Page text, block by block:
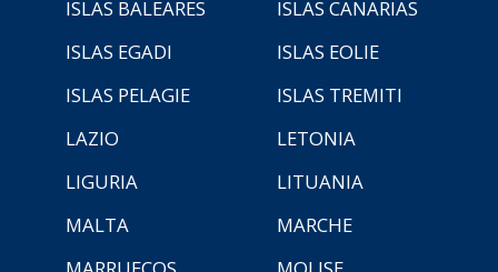
ISLAS BALEARES
ISLAS CANARIAS
ISLAS EGADI
ISLAS EOLIE
ISLAS PELAGIE
ISLAS TREMITI
LAZIO
LETONIA
LIGURIA
LITUANIA
MALTA
MARCHE